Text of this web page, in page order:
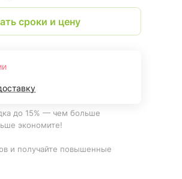
сроки и цену
до 15% — чем больше
экономите!
и получайте повышенные